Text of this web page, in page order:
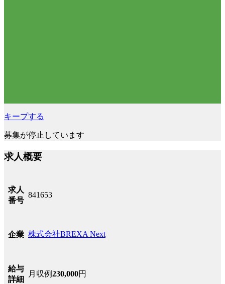
キープする
募集が停止しています
求人概要
求人
番号
841653
企業 株式会社BREXA Next
給与
詳細
月収例230,000円